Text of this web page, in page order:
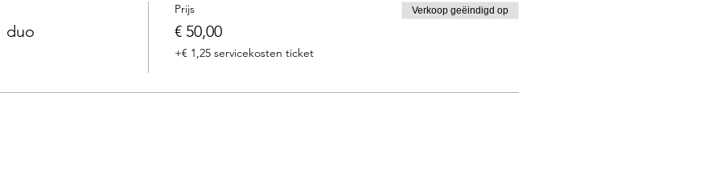
duo
Prijs
€ 50,00
+€ 1,25 servicekosten ticket
Verkoop geëindigd op